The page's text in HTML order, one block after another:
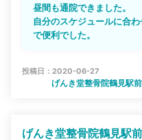
昼間も通院できました。
自分のスケジュールに合
で便利でした。
投稿日：2020-06-27
げんき堂整骨院鶴見駅
げんき堂整骨院鶴見駅